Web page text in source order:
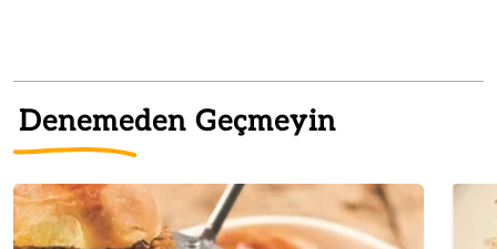
Denemeden Geçmeyin